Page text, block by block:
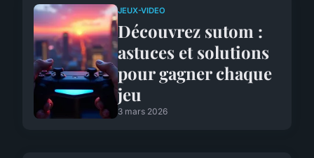
JEUX-VIDEO
Découvrez sutom :
astuces et solutions
pour gagner chaque
jeu
3 mars 2026